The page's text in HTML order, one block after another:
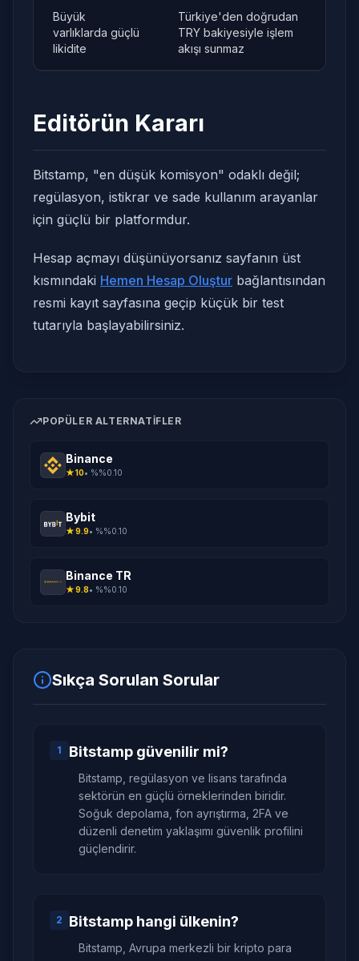
Büyük
varlıklarda güçlü
likidite
Türkiye'den doğrudan
TRY bakiyesiyle işlem
akışı sunmaz
Editörün Kararı
Bitstamp, "en düşük komisyon" odaklı değil;
regülasyon, istikrar ve sade kullanım arayanlar
için güçlü bir platformdur.
Hesap açmayı düşünüyorsanız sayfanın üst
kısmındaki Hemen Hesap Oluştur bağlantısından
resmi kayıt sayfasına geçip küçük bir test
tutarıyla başlayabilirsiniz.
POPÜLER ALTERNATIFLER
Binance
★10• %%0.10
Bybit
★9.9• %%0.10
Binance TR
★9.8• %%0.10
Sıkça Sorulan Sorular
1 Bitstamp güvenilir mi?
Bitstamp, regülasyon ve lisans tarafında
sektörün en güçlü örneklerinden biridir.
Soğuk depolama, fon ayrıştırma, 2FA ve
düzenli denetim yaklaşımı güvenlik profilini
güçlendirir.
2 Bitstamp hangi ülkenin?
Bitstamp, Avrupa merkezli bir kripto para